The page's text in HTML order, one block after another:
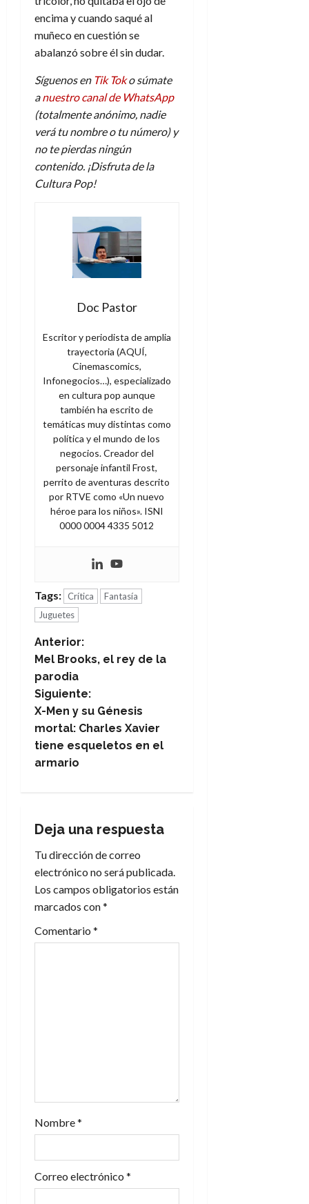
encima y cuando saqué al
muñeco en cuestión se
abalanzó sobre él sin dudar.
Síguenos en Tik Toko súmate
anuestro canal de WhatsApp
(totalmente anónimo, nadie
verá tu nombre o tu número) y
no te pierdas ningún
contenido. ¡Disfruta de la
Cultura Pop!
Doc Pastor
Escritor y periodista de amplia
trayectoria (AQUÍ,
Cinemascomics,
Infonegocios…), especializado
en cultura pop aunque
también ha escrito de
temáticas muy distintas como
política y el mundo de los
negocios. Creador del
personaje infantil Frost,
perrito de aventuras descrito
por RTVE como «Un nuevo
héroe para los niños». ISNI
0000 0004 4335 5012
Tags: Crítica
Fantasía
Juguetes
N
a
v
e
g
c
i
ó
n
d
a
d
a
Anterior:
Mel Brooks, el rey de la
parodia
Siguiente:
X-Men y su Génesis
mortal: Charles Xavier
tiene esqueletos en el
armario
Deja una respuesta
Tu dirección de correo
electrónico no será publicada.
Los campos obligatorios están
marcados con*
Comentario *
Nombre*
Correo electrónico *